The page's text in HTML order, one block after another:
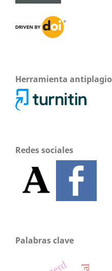
Herramienta antiplagio
Redes sociales
Palabras clave